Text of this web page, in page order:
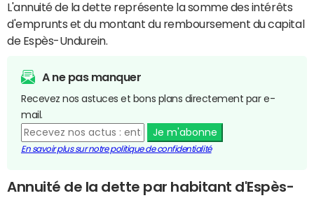
L'annuité de la dette représente la somme des intérêts
d'emprunts et du montant du remboursement du capital
de Espès-Undurein.
A ne pas manquer
Recevez nos astuces et bons plans directement par e-
mail.
Je m'abonne
En savoir plus sur notre politique de confidentialité
Annuité de la dette par habitant d'Espès-